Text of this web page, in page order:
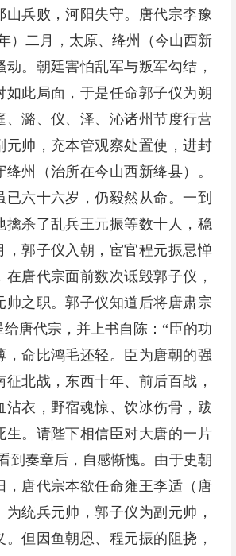
山兵败，河阳失守。唐代宗李豫
）二月，太原、绛州（今山西新
。朝廷害怕乱军与叛军勾结，
如此局面，于是任命郭子仪为朔
、潞、仪、泽、沁诸州节度行营
元帅，充本管观察处置使，进封
州（治所在今山西新绛县）。
已六十六岁，仍毅然从命。一到
擒杀了乱兵王元振等数十人，稳
，郭子仪入朝，宦官程元振忌惮
唐代宗面前数次诋毁郭子仪，
帅之职。郭子仪知道后将唐肃宗
唐代宗，并上书自陈：“臣的功
，命比鸿毛还轻。臣为唐朝的强
征北战，东西十年、前后百战，
沾衣，野宿魂惊、饮冰伤骨，跋
生。请陛下相信臣对大唐的一片
到奏章后，自感惭愧。由于史朝
，唐代宗本欲任命雍王李适（唐
统兵元帅，郭子仪为副元帅，
。但因鱼朝恩、程元振的阻挠，